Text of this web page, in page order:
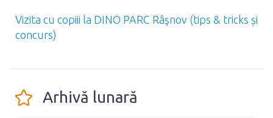
Vizita cu copiii la DINO PARC Râşnov (tips & tricks și
concurs)
Arhivă lunară